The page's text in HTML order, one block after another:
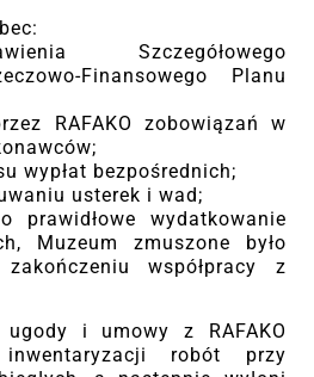
Szczegółowego
Finansowego Planu
RAFAKO zobowiązań w
wypłat bezpośrednich;
usterek i wad;
wydatkowanie
Muzeum zmuszone było
współpracy z
i umowy z RAFAKO
robót przy